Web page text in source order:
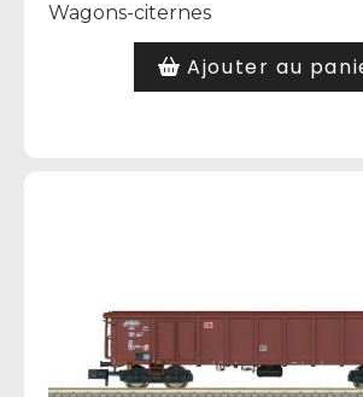
Wagons-citernes
Ajouter au